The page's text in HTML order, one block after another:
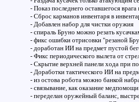
- Показ последнего оставшегося
- Сброс карманов инвентаря в
- Добавлен набор для чистки оружия
- спираль Бруно можно резать
- фикс ошибки отрисовки "резаной
- доработан ИИ на предмет пустой
- Фикс периодического вылета от
- Скрытие верхней панели хода при
- Доработки тактического ИИ на
- из остова робота можно банкой
- связывание, как оказание медпомощи
- переделан оружейный баланс,